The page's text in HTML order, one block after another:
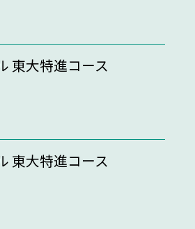
東大特進コース
東大特進コース